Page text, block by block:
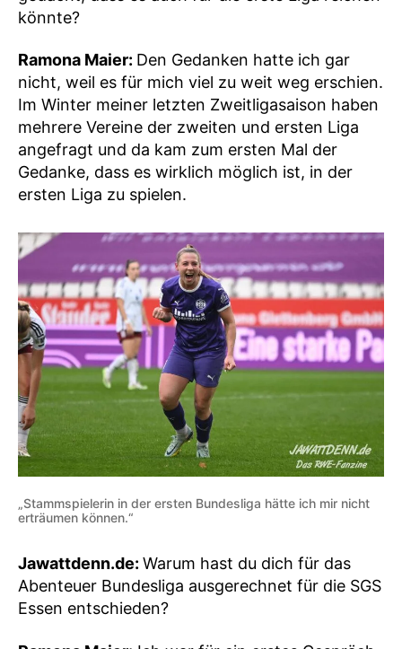
könnte?
Ramona Maier: Den Gedanken hatte ich gar
nicht, weil es für mich viel zu weit weg erschien.
Im Winter meiner letzten Zweitligasaison haben
mehrere Vereine der zweiten und ersten Liga
angefragt und da kam zum ersten Mal der
Gedanke, dass es wirklich möglich ist, in der
ersten Liga zu spielen.
„Stammspielerin in der ersten Bundesliga hätte ich mir nicht
erträumen können.“
Jawattdenn.de: Warum hast du dich für das
Abenteuer Bundesliga ausgerechnet für die SGS
Essen entschieden?